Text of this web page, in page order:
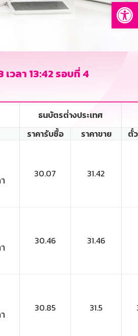
GSB Society
วลา 13:42 รอบที่ 4
ธนบัตรต่่างประเทศ
ราคารับซื้อ
ราคาขาย ตั๋
30.07 31.42
30.46 31.46
30.85 31.5